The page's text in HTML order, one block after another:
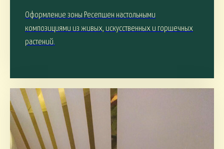
Оформление зоны Ресепшен настольными
композициями из живых, искусственных и горшечных
растений.